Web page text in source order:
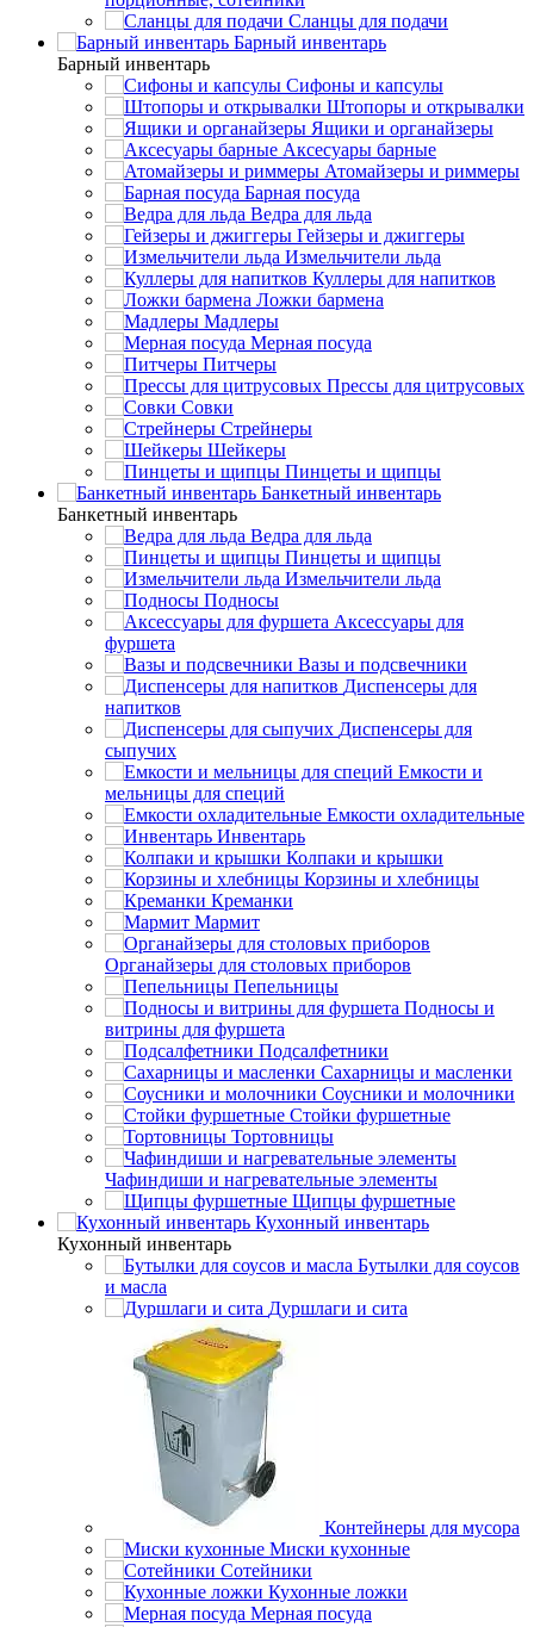
Сланцы для подачи
Барный инвентарь
Барный инвентарь
Сифоны и капсулы
Штопоры и открывалки
Ящики и органайзеры
Аксесуары барные
Атомайзеры и риммеры
Барная посуда
Ведра для льда
Гейзеры и джиггеры
Измельчители льда
Куллеры для напитков
Ложки бармена
Мадлеры
Мерная посуда
Питчеры
Прессы для цитрусовых
Совки
Стрейнеры
Шейкеры
Пинцеты и щипцы
Банкетный инвентарь
Банкетный инвентарь
Ведра для льда
Пинцеты и щипцы
Измельчители льда
Подносы
Аксессуары для
фуршета
Вазы и подсвечники
Диспенсеры для
напитков
Диспенсеры для
сыпучих
Емкости и
мельницы для специй
Емкости охладительные
Инвентарь
Колпаки и крышки
Корзины и хлебницы
Креманки
Мармит
Органайзеры для столовых приборов
Пепельницы
Подносы и
витрины для фуршета
Подсалфетники
Сахарницы и масленки
Соусники и молочники
Стойки фуршетные
Тортовницы
Чафиндиши и нагревательные элементы
Щипцы фуршетные
Кухонный инвентарь
Кухонный инвентарь
Бутылки для соусов
и масла
Дуршлаги и сита
Контейнеры для мусора
Миски кухонные
Сотейники
Кухонные ложки
Мерная посуда